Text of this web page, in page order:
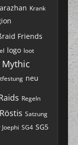
Krank
Friends
logo loot
Mythic
neu
Regeln
Röstis Satzung
SG4 SG5